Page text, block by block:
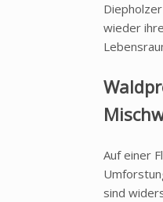
wieder
Auf einer
sind